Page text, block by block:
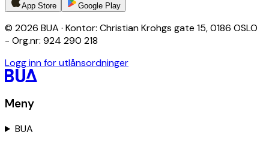
App Store Google Play
© 2026 BUA · Kontor: Christian Krohgs gate 15, 0186 OSLO
- Org.nr: 924 290 218
Logg inn for utlånsordninger
Meny
BUA